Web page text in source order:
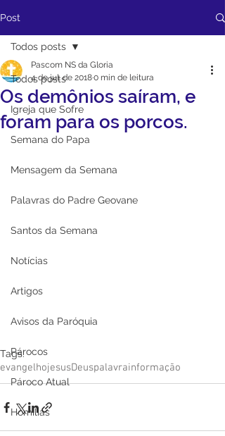
Post
Todos posts
Igreja que Sofre
Semana do Papa
Mensagem da Semana
Palavras do Padre Geovane
Santos da Semana
Notícias
Artigos
Avisos da Paróquia
Párocos
Pároco Atual
Homilias
Todos posts
Os demônios saíram, e
foram para os porcos.
Pascom NS da Gloria
4 de jul. de 20180 min de leitura
Tags:
evangelhojesusDeuspalavrainformação